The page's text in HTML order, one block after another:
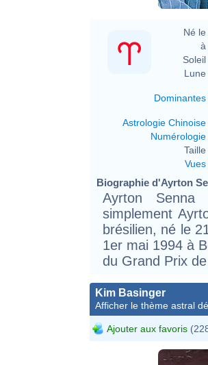
Né le
à
Soleil
Lune
Dominantes
Astrologie Chinoise
Numérologie
Taille
Vues
Biographie d'Ayrton
Ayrton Senna
simplement
brésilien, né le
1er mai 1994 à
du Grand Prix
Kim Basinger
Afficher le thème astral
Ajouter aux favoris